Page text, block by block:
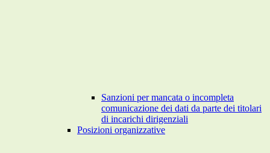
Sanzioni per mancata o incompleta
comunicazione dei dati da parte dei titolari
di incarichi dirigenziali
Posizioni organizzative